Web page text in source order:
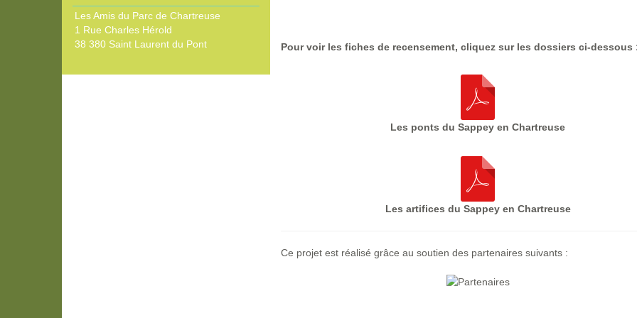
Pour voir les fiches de recensement, cliquez sur les dossiers ci-dessous
Les ponts du Sappey en Chartreuse
Les artifices du Sappey en Chartreuse
Ce projet est réalisé grâce au soutien des partenaires suivants :
Les Amis du Parc de Chartreuse
1 Rue Charles Hérold
38 380 Saint Laurent du Pont